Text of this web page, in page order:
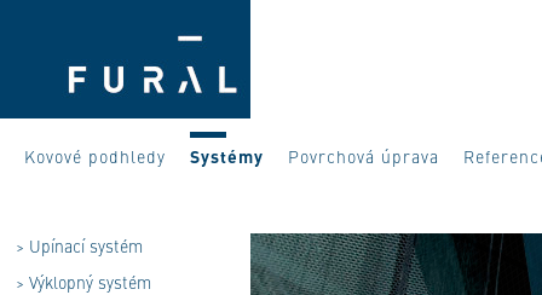
Kovové podhledy Systémy Povrchová úprava
> Upínací systém
> Výklopný systém